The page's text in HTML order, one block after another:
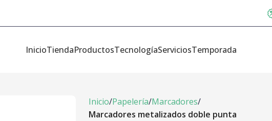
InicioTiendaProductosTecnologíaServiciosTemporada
Inicio Papelería Marcadores
Marcadores metalizados doble punta